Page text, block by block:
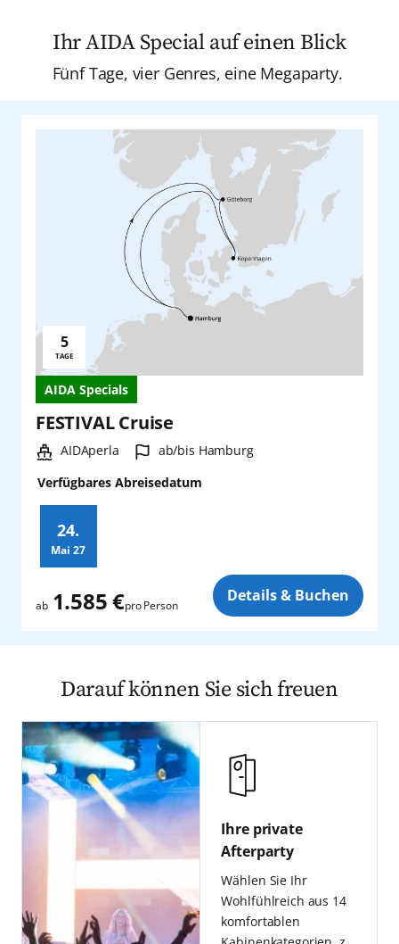
Ihr AIDA Special auf einen Blick
Fünf Tage, vier Genres, eine Megaparty.
AIDA Specials
FESTIVAL Cruise
Schiff:
AIDAperla Hafen:
ab/bis Hamburg
Verfügbares Abreisedatum
24.
Mai 27
Reisedauer:
5
TAGE
ab 1.585 €pro Person Details & Buchen
Darauf können Sie sich freuen
Wählen Sie Ihr
Wohlfühlreich aus 14
komfortablen
Ihre private
Afterparty